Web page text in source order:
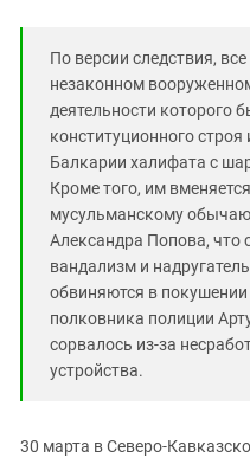
По версии следствия,
незаконном
деятельности которого
конституционного
Балкарии халифата с
Кроме того, им
мусульманскому
Александра Попова, что
вандализм и
обвиняются в
полковника полиции
сорвалось из-за
устройства.
30 марта в Северо-